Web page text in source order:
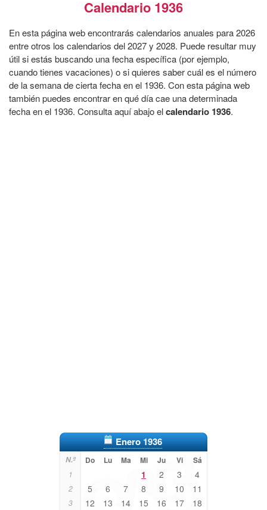
Calendario 1936
En esta página web encontrarás calendarios anuales para 2026
entre otros los calendarios del 2027 y 2028. Puede resultar muy
útil si estás buscando una fecha específica (por ejemplo,
cuando tienes vacaciones) o si quieres saber cuál es el número
de la semana de cierta fecha en el 1936. Con esta página web
también puedes encontrar en qué día cae una determinada
fecha en el 1936. Consulta aquí abajo elcalendario 1936.
Enero 1936
N.º Do Lu Ma Mi Ju Vi Sá
1 1 2 3 4
2 5 6 7 8 9 10 11
3 12 13 14 15 16 17 18